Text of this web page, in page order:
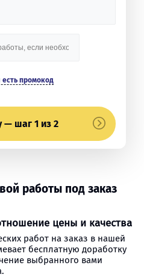
есть промокод
— шаг 1 из 2
работы под заказ
цены и качества
работ на заказ в нашей
бесплатную доработку
выбранного вами